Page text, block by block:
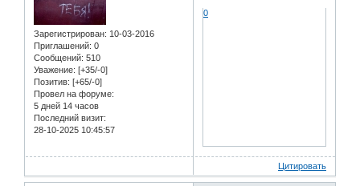
Зарегистрирован: 10-03-2016
Приглашений: 0
Сообщений: 510
Уважение: [+35/-0]
Позитив: [+65/-0]
Провел на форуме:
5 дней 14 часов
Последний визит:
28-10-2025 10:45:57
0
Цитировать